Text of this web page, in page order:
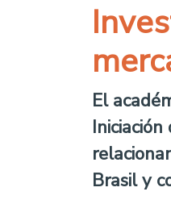
El
Brasil y